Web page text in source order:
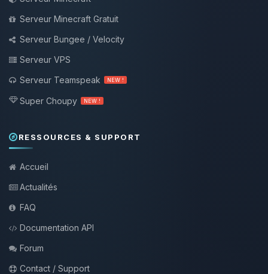
Serveur Minecraft Gratuit
Serveur Bungee / Velocity
Serveur VPS
Serveur Teamspeak
NEW !
Super Choupy NEW !
RESSOURCES & SUPPORT
Accueil
Actualités
FAQ
Documentation API
Forum
Contact / Support